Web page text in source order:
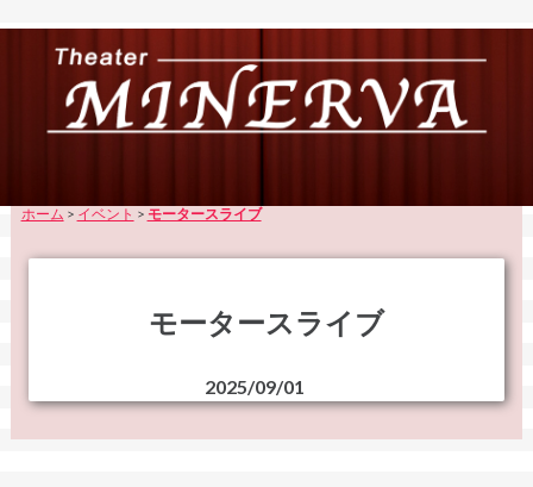
ホーム > イベント > モータースライブ
モータースライブ
2025/09/01